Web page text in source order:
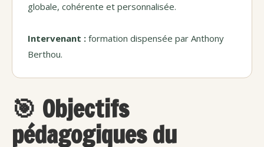
globale, cohérente et personnalisée.
Intervenant : formation dispensée par Anthony
Berthou.
🎯 Objectifs
pédagogiques du